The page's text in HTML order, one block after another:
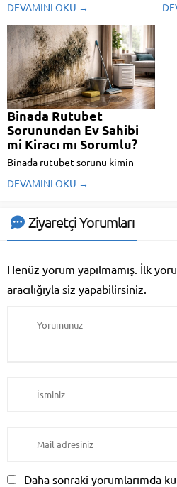
oranı sadece duvarlarda değil,
sağlığımızda da derin izler
bırakabilir. Peki bu görünmez
tehlike vücudumuza nasıl zarar
verir ve neleri değiştirir? Bir iç
mimar olarak yıllardır birçok
evde, ofiste...
DEVAMINI OKU →
Binada Rutubet
Sorunundan Ev Sahibi
mi Kiracı mı Sorumlu?
Binada rutubet sorunu kimin
kiracı mı? Hukuki çerçeveyi,
rutubet ayrımını ve kalıcı
çözümleri iç mimar gözüyle tüm
en...
DEVAMINI OKU →
Ziyaretçi Yorumları
Henüz yorum yapılmamış. İlk
aracılığıyla siz yapabilirsiniz.
Daha sonraki yorumlarımda